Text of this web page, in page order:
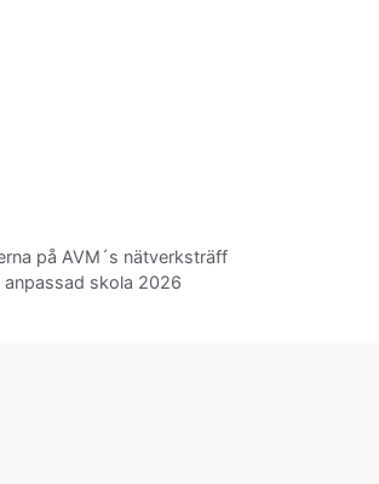
på AVM´s nätverksträff
anpassad skola 2026